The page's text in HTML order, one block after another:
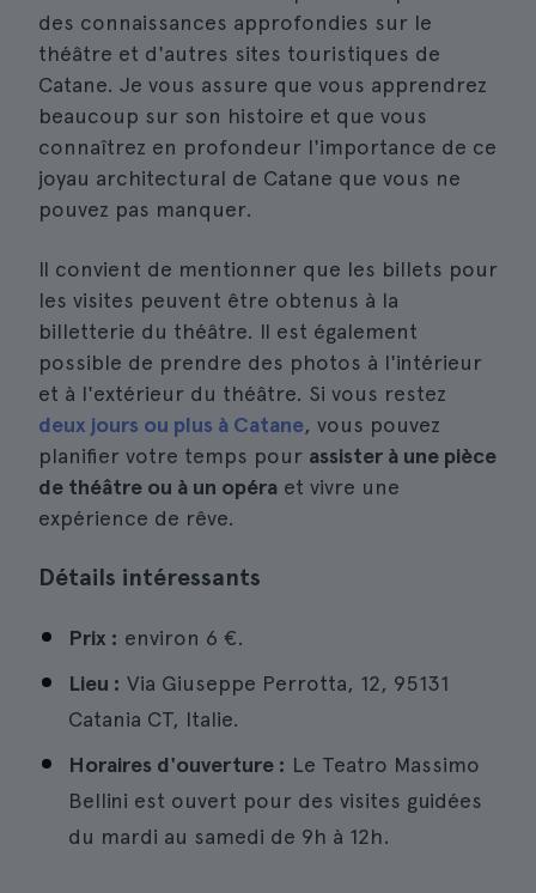
des connaissances approfondies sur le
théâtre et d'autres sites touristiques de
Catane. Je vous assure que vous apprendrez
beaucoup sur son histoire et que vous
connaîtrez en profondeur l'importance de ce
joyau architectural de Catane que vous ne
pouvez pas manquer.
Il convient de mentionner que les billets pour
les visites peuvent être obtenus à la
billetterie du théâtre. Il est également
possible de prendre des photos à l'intérieur
et à l'extérieur du théâtre. Si vous restez
deux jours ou plus à Catane, vous pouvez
planifier votre temps pour assister à une pièce
de théâtre ou à un opéra et vivre une
expérience de rêve.
Détails intéressants
Prix : environ 6 €.
Lieu : Via Giuseppe Perrotta, 12, 95131
Catania CT, Italie.
Horaires d'ouverture : Le Teatro Massimo
Bellini est ouvert pour des visites guidées
du mardi au samedi de 9h à 12h.